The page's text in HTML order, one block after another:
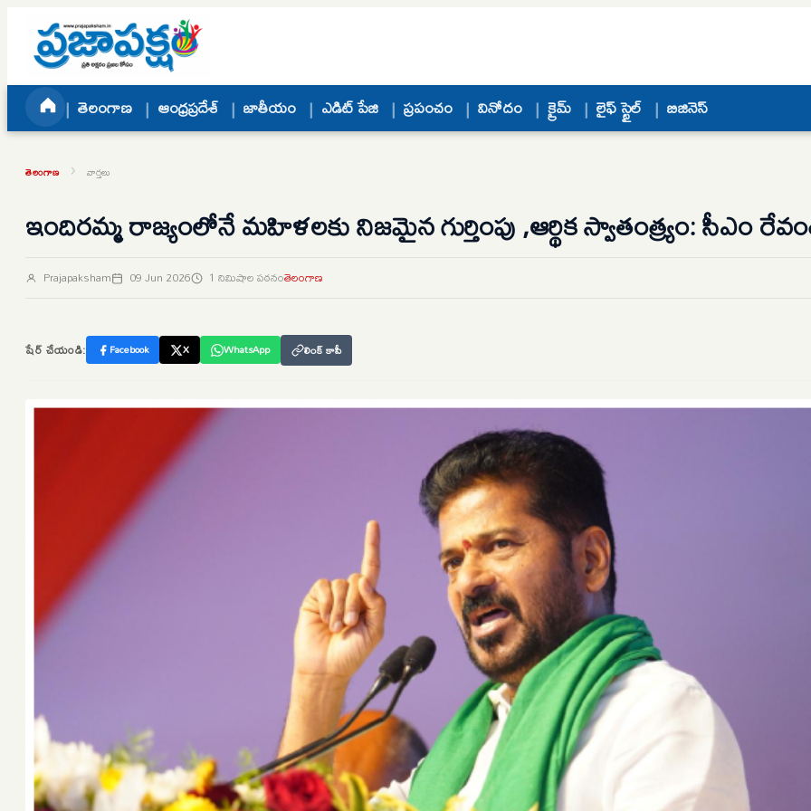
Skip to content
తెలంగాణ ఆంధ్రప్రదేశ్ జాతీయం ఎడిట్ పేజి ప్రపంచం వినోదం క్రైమ్ లైఫ్ స్టైల్ బిజినెస్
తెలంగాణ › వార్తలు
ఇందిరమ్మ రాజ్యంలోనే మహిళలకు నిజమైన గుర్తింపు ,ఆర్థిక స్వాతంత్ర్యం: సీఎం
Prajapaksham 09 Jun 2026 1 నిమిషాల పఠనంతెలంగాణ
షేర్ చేయండి: Facebook X WhatsApp లింక్ కాపీ